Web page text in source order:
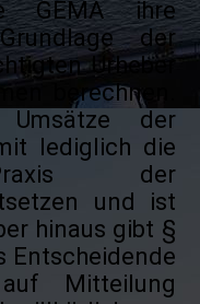
GEMA ihre
der
Urheber
berechnen.
der
lediglich die
der
und ist
hinaus gibt §
Entscheidende
Mitteilung